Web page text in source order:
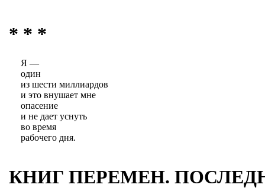
* * *
Я —
один
из шести миллиардов
и это внушает мне
опасение
и не дает уснуть
во время
рабочего дня.
КНИГ ПЕРЕМЕН.